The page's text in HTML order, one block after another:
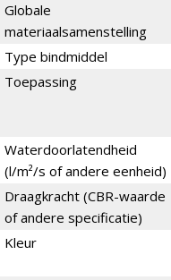
Globale
materiaalsamenstelling
Type bindmiddel
Toepassing
Waterdoorlatendheid
(l/m²/s of andere eenheid)
Draagkracht (CBR-waarde
of andere specificatie)
Kleur